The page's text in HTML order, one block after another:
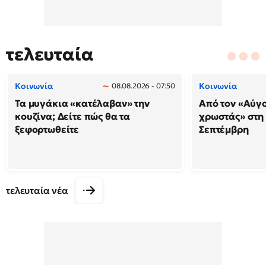
τελευταία
Κοινωνία 08.08.2026 - 07:50
Τα μυγάκια «κατέλαβαν» την
κουζίνα; Δείτε πώς θα τα
ξεφορτωθείτε
Κοινωνία
Από τον
χρωστάς»
Σεπτέμβρη
τελευταία νέα